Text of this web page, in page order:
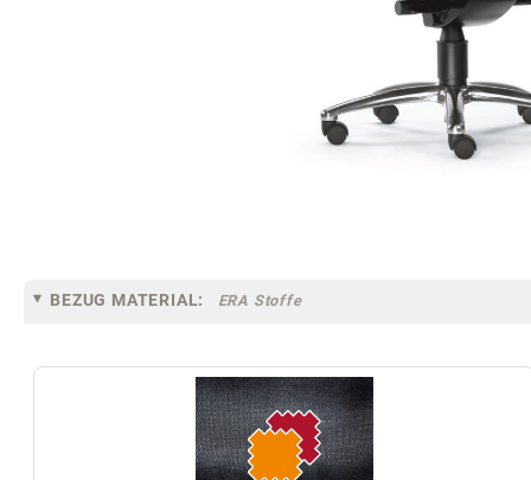
BEZUG MATERIAL: ERA Stoffe